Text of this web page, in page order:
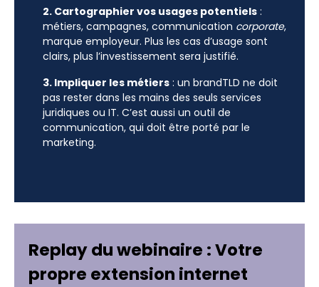
2. Cartographier vos usages potentiels :
métiers, campagnes, communication corporate,
marque employeur. Plus les cas d’usage sont
clairs, plus l’investissement sera justifié.
3. Impliquer les métiers : un brandTLD ne doit
pas rester dans les mains des seuls services
juridiques ou IT. C’est aussi un outil de
communication, qui doit être porté par le
marketing.
Replay du webinaire : Votre
propre extension internet